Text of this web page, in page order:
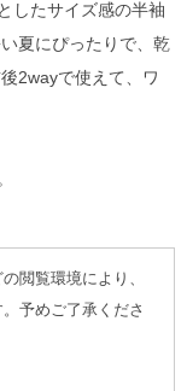
したサイズ感の半袖
夏にぴったりで、乾
2wayで使えて、ワ
閲覧環境により、
予めご了承くださ